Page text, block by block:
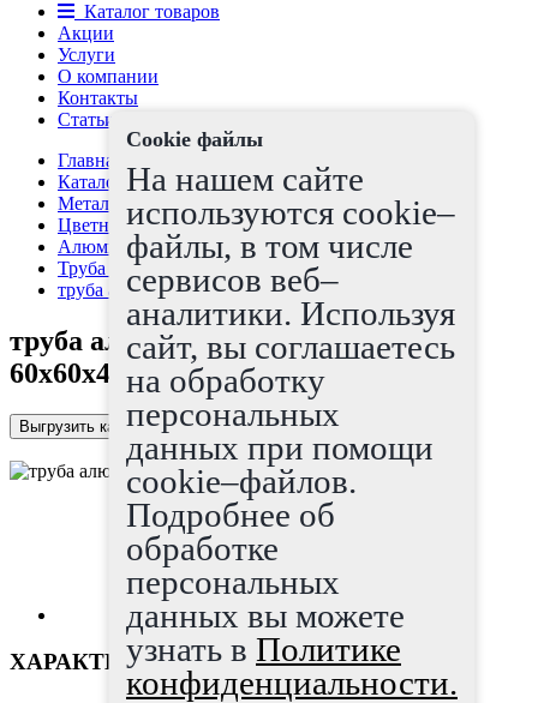
Каталог товаров
Акции
Услуги
О компании
Контакты
Статьи
Главная страница
Каталог
Металлопрокат
Цветные металлы
Алюминий, дюраль
Труба алюминиевая
труба алюминиевая квадратная 60x60x4
труба алюминиевая квадратная
60x60x4
Выгрузить каталог в Excel
ХАРАКТЕРИСТИКИ
Cookie файлы
На нашем сайте
используются cookie–
файлы, в том числе
сервисов веб–
аналитики. Используя
сайт, вы соглашаетесь
на обработку
персональных
данных при помощи
cookie–файлов.
Подробнее об
обработке
персональных
данных вы можете
узнать в Политике
конфиденциальности.